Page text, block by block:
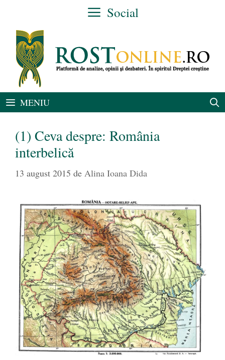
conținut
Social
MENIU
(1) Ceva despre: România
interbelică
13 august 2015 de Alina Ioana Dida